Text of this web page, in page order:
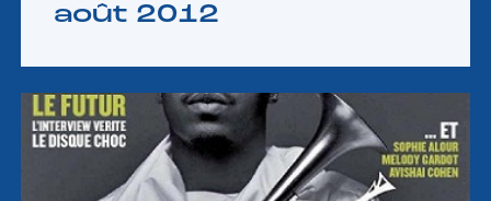
août 2012